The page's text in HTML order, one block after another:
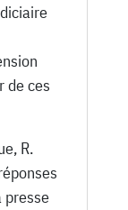
de ces
R.
presse